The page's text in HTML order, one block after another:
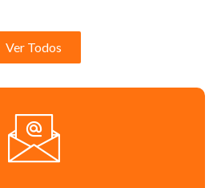
Ver Todos